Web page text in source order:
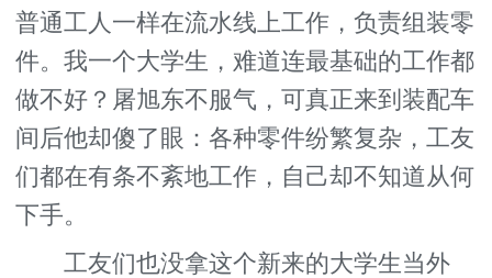
普通工人一样在流水线上工作，负责组装零
件。我一个大学生，难道连最基础的工作都
做不好？屠旭东不服气，可真正来到装配车
间后他却傻了眼：各种零件纷繁复杂，工友
们都在有条不紊地工作，自己却不知道从何
下手。
工友们也没拿这个新来的大学生当外